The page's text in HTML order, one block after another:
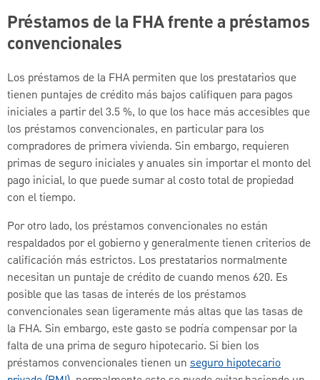
Préstamos de la FHA frente a préstamos
convencionales
Los préstamos de la FHA permiten que los prestatarios que
tienen puntajes de crédito más bajos califiquen para pagos
iniciales a partir del 3.5 %, lo que los hace más accesibles que
los préstamos convencionales, en particular para los
compradores de primera vivienda. Sin embargo, requieren
primas de seguro iniciales y anuales sin importar el monto del
pago inicial, lo que puede sumar al costo total de propiedad
con el tiempo.
Por otro lado, los préstamos convencionales no están
respaldados por el gobierno y generalmente tienen criterios de
calificación más estrictos. Los prestatarios normalmente
necesitan un puntaje de crédito de cuando menos 620. Es
posible que las tasas de interés de los préstamos
convencionales sean ligeramente más altas que las tasas de
la FHA. Sin embargo, este gasto se podría compensar por la
falta de una prima de seguro hipotecario. Si bien los
préstamos convencionales tienen un seguro hipotecario